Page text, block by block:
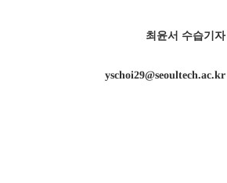
최윤서 수습기자
yschoi29@seoultech.ac.kr